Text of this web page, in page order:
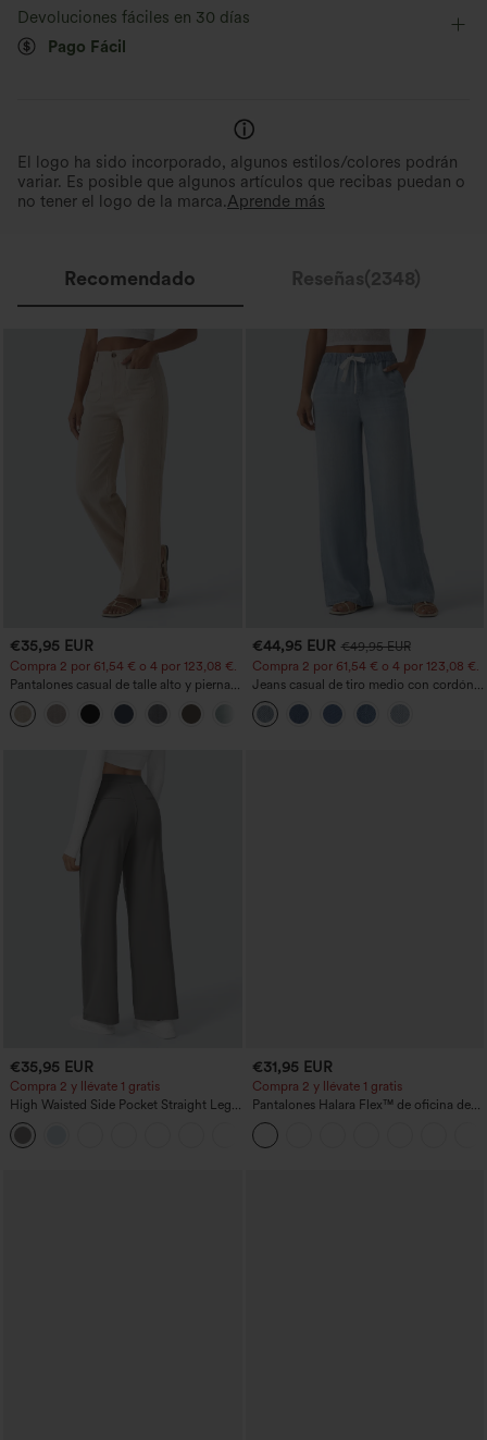
Evacua la humedad
Fácil de poner Largo 7/8
Elasticidad alta
Devoluciones fáciles en 30 días
Pago Fácil
El logo ha sido incorporado, algunos estilos/colores podrán
variar. Es posible que algunos artículos que recibas puedan o
no tener el logo de la marca.Aprende más
Recomendado Reseñas(2348)
€35,95 EUR
Compra 2 por 61,54 € o 4 por 123,08 €.
Pantalones casual de talle alto y pierna
recta con tacto de lino y bolsillos
+5
€44,95 EUR €49,95 EUR
Compra 2 por 61,54 € o 4 por 123,08 €.
Jeans casual de tiro medio con cordón y
bolsillos
€35,95 EUR
Compra 2 y llévate 1 gratis
High Waisted Side Pocket Straight Leg
Work Pants
€31,95 EUR
Compra 2 y llévate 1 gratis
Pantalones Halara Flex™ de oficina de
tiro alto ligeramente acampanados con
bolsillos